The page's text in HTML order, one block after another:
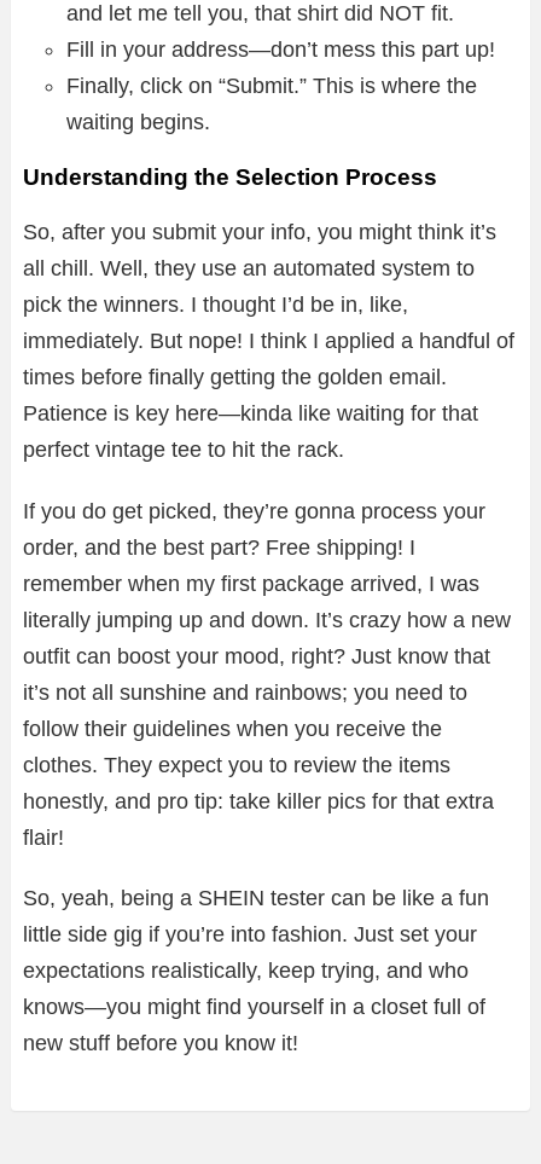
and let me tell you, that shirt did NOT fit.
Fill in your address—don’t mess this part up!
Finally, click on “Submit.” This is where the
waiting begins.
Understanding the Selection Process
So, after you submit your info, you might think it’s
all chill. Well, they use an automated system to
pick the winners. I thought I’d be in, like,
immediately. But nope! I think I applied a handful of
times before finally getting the golden email.
Patience is key here—kinda like waiting for that
perfect vintage tee to hit the rack.
If you do get picked, they’re gonna process your
order, and the best part? Free shipping! I
remember when my first package arrived, I was
literally jumping up and down. It’s crazy how a new
outfit can boost your mood, right? Just know that
it’s not all sunshine and rainbows; you need to
follow their guidelines when you receive the
clothes. They expect you to review the items
honestly, and pro tip: take killer pics for that extra
flair!
So, yeah, being a SHEIN tester can be like a fun
little side gig if you’re into fashion. Just set your
expectations realistically, keep trying, and who
knows—you might find yourself in a closet full of
new stuff before you know it!